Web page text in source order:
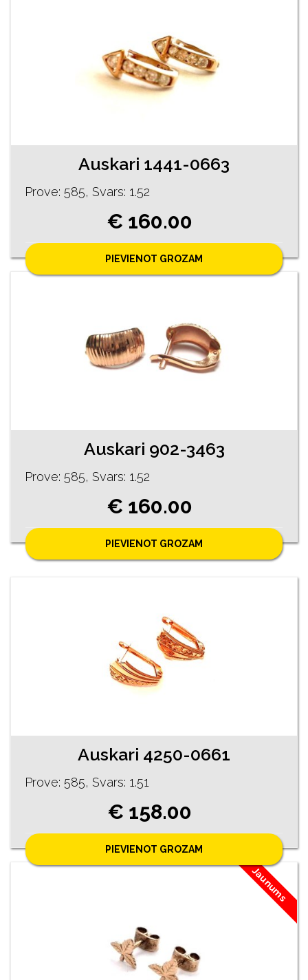
Auskari 1441-0663
Prove: 585, Svars: 1.52
€ 160.00
PIEVIENOT GROZAM
Auskari 902-3463
Prove: 585, Svars: 1.52
€ 160.00
PIEVIENOT GROZAM
Auskari 4250-0661
Prove: 585, Svars: 1.51
€ 158.00
PIEVIENOT GROZAM
Jaunums